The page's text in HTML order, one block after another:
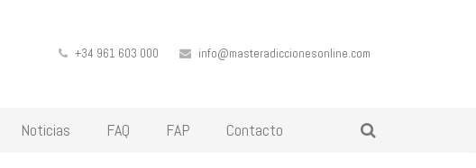
+34 961 603 000 info@masteradiccionesonline.com
Noticias FAQ FAP Contacto